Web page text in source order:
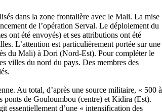
dans la zone frontalière avec le Mali. La mise
de l’opération Serval. Le déploiement du
ont été envoyés) et ses attributions ont été
L’attention est particulièrement portée sur une
du Mali) à Dori (Nord-Est). Pour compléter le
villes du nord du pays. Des membres des
Au total, d’après une source militaire, « 500 à
ponts de Gouloumbou (centre) et Kidira (Est).
essentiellement d’une « intensification des